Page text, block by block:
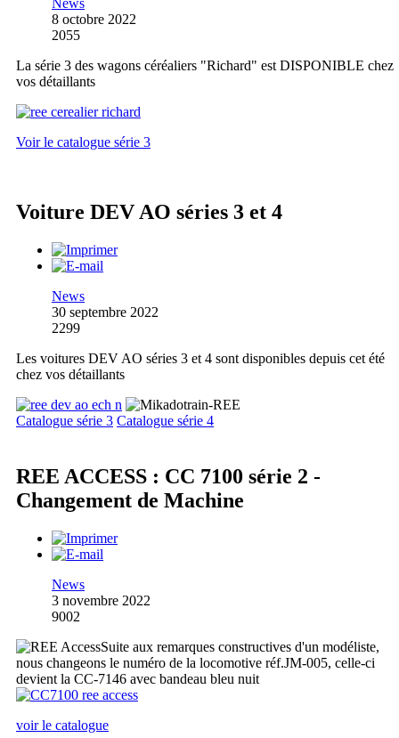
News
8 octobre 2022
2055
La série 3 des wagons céréaliers "Richard" est DISPONIBLE chez
vos détaillants
Voir le catalogue série 3
Voiture DEV AO séries 3 et 4
News
30 septembre 2022
2299
Les voitures DEV AO séries 3 et 4 sont disponibles depuis cet été
chez vos détaillants
Catalogue série 3 Catalogue série 4
REE ACCESS : CC 7100 série 2 -
Changement de Machine
News
3 novembre 2022
9002
Suite aux remarques constructives d'un modéliste,
nous changeons le numéro de la locomotive réf.JM-005, celle-ci
devient la CC-7146 avec bandeau bleu nuit
voir le catalogue